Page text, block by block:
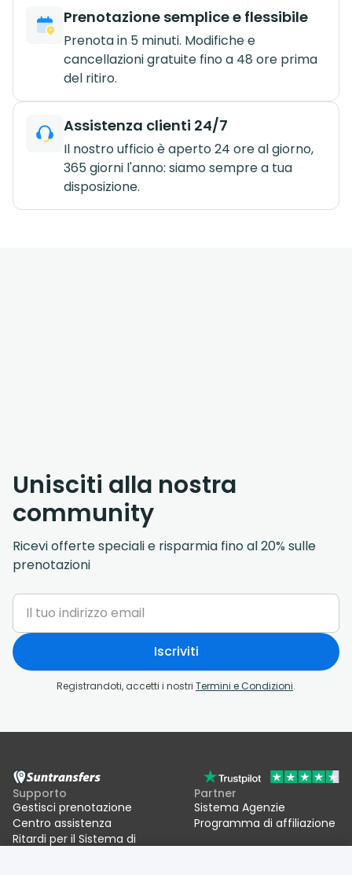
Prenotazione semplice e flessibile
Prenota in 5 minuti. Modifiche e
cancellazioni gratuite fino a 48 ore prima
del ritiro.
Assistenza clienti 24/7
Il nostro ufficio è aperto 24 ore al giorno,
365 giorni l'anno: siamo sempre a tua
disposizione.
Unisciti alla nostra
community
Ricevi offerte speciali e risparmia fino al 20% sulle
prenotazioni
Iscriviti
Registrandoti, accetti i nostri Termini e Condizioni.
Supporto
Gestisci prenotazione
Centro assistenza
Ritardi per il Sistema di
Partner
Sistema Agenzie
Programma di affiliazione